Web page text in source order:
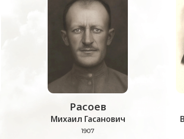
Расоев
Михаил Гасанович
1907